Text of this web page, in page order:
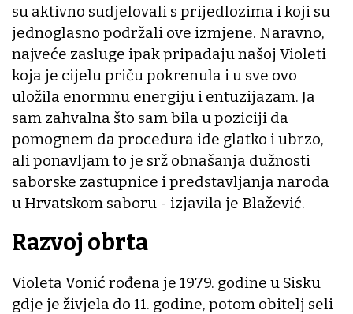
su aktivno sudjelovali s prijedlozima i koji su
jednoglasno podržali ove izmjene. Naravno,
najveće zasluge ipak pripadaju našoj Violeti
koja je cijelu priču pokrenula i u sve ovo
uložila enormnu energiju i entuzijazam. Ja
sam zahvalna što sam bila u poziciji da
pomognem da procedura ide glatko i ubrzo,
ali ponavljam to je srž obnašanja dužnosti
saborske zastupnice i predstavljanja naroda
u Hrvatskom saboru - izjavila je Blažević.
Razvoj obrta
Violeta Vonić rođena je 1979. godine u Sisku
gdje je živjela do 11. godine, potom obitelj seli